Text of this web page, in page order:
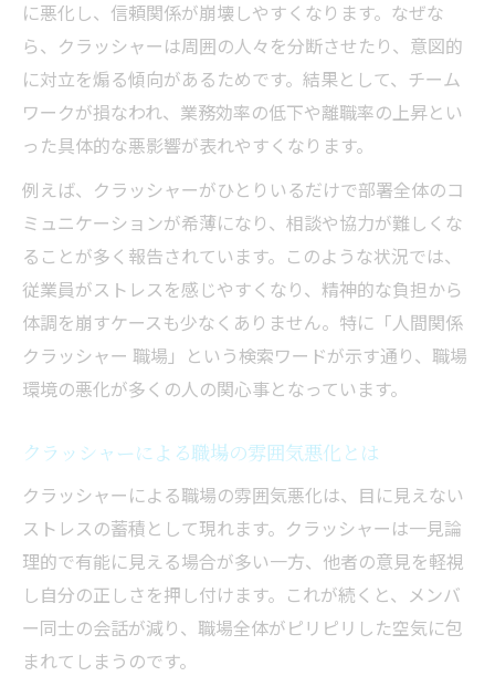
に悪化し、信頼関係が崩壊しやすくなります。なぜな
ら、クラッシャーは周囲の人々を分断させたり、意図的
に対立を煽る傾向があるためです。結果として、チーム
ワークが損なわれ、業務効率の低下や離職率の上昇とい
った具体的な悪影響が表れやすくなります。
例えば、クラッシャーがひとりいるだけで部署全体のコ
ミュニケーションが希薄になり、相談や協力が難しくな
ることが多く報告されています。このような状況では、
従業員がストレスを感じやすくなり、精神的な負担から
体調を崩すケースも少なくありません。特に「人間関係
クラッシャー 職場」という検索ワードが示す通り、職場
環境の悪化が多くの人の関心事となっています。
クラッシャーによる職場の雰囲気悪化とは
クラッシャーによる職場の雰囲気悪化は、目に見えない
ストレスの蓄積として現れます。クラッシャーは一見論
理的で有能に見える場合が多い一方、他者の意見を軽視
し自分の正しさを押し付けます。これが続くと、メンバ
ー同士の会話が減り、職場全体がピリピリした空気に包
まれてしまうのです。